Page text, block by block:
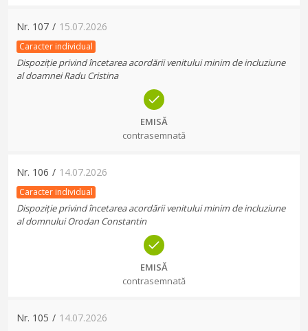
Nr. 107 / 15.07.2026
Caracter individual
Dispoziție privind încetarea acordării venitului minim de incluziune
al doamnei Radu Cristina
EMISĂ
contrasemnată
Nr. 106 / 14.07.2026
Caracter individual
Dispoziție privind încetarea acordării venitului minim de incluziune
al domnului Orodan Constantin
EMISĂ
contrasemnată
Nr. 105 / 14.07.2026